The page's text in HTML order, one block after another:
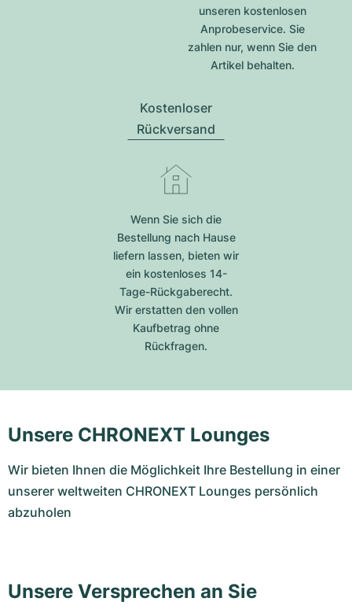
unseren kostenlosen
Anprobeservice. Sie
zahlen nur, wenn Sie den
Artikel behalten.
Kostenloser
Rückversand
Wenn Sie sich die
Bestellung nach Hause
liefern lassen, bieten wir
ein kostenloses 14-
Tage-Rückgaberecht.
Wir erstatten den vollen
Kaufbetrag ohne
Rückfragen.
Unsere CHRONEXT Lounges
Wir bieten Ihnen die Möglichkeit Ihre Bestellung in einer
unserer weltweiten CHRONEXT Lounges persönlich
abzuholen
Unsere Versprechen an Sie